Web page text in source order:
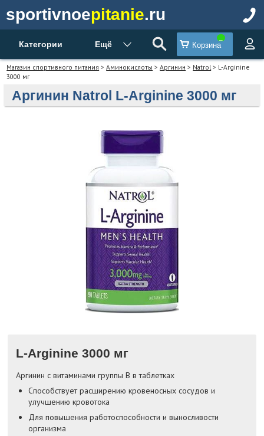
sportivnoepitanie.ru
Категории Ещё Корзина
Магазин спортивного питания >Аминокислоты >Аргинин > Natrol > L-Arginine
3000 мг
Аргинин Natrol L-Arginine 3000 мг
L-Arginine 3000 мг
Аргинин с витаминами группы B в таблетках
Cпособствует расширению кровеносных сосудов и
улучшению кровотока
Для повышения работоспособности и выносливости
организма